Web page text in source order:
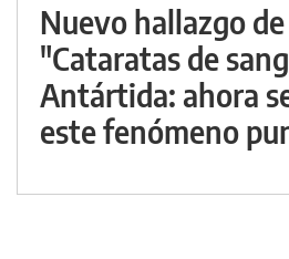
Nuevo hallazgo
"Cataratas de
Antártida: ahora
este fenómeno